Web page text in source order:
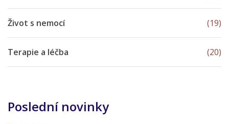
Život s nemocí (19)
Terapie a léčba (20)
Poslední novinky